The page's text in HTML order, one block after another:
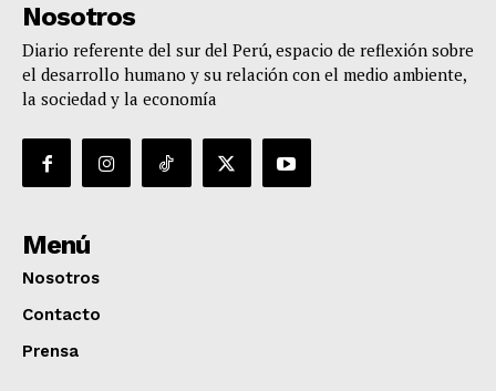
Nosotros
Diario referente del sur del Perú, espacio de reflexión sobre
el desarrollo humano y su relación con el medio ambiente,
la sociedad y la economía
Menú
Nosotros
Contacto
Prensa